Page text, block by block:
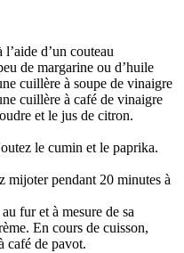
d’un couteau
de margarine ou d’huile
cuillère à soupe de vinaigre
cuillère à café de vinaigre
et le jus de citron.
le cumin et le paprika.
mijoter pendant 20 minutes à
fur et à mesure de sa
En cours de cuisson,
café de pavot.